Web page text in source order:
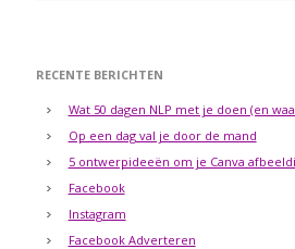
RECENTE BERICHTEN
Wat 50 dagen NLP met je doen (en
Op een dag val je door de mand
5 ontwerpideeën om je Canva
Facebook
Instagram
Facebook Adverteren